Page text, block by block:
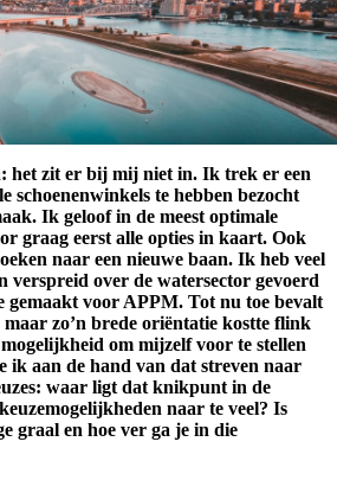
het zit er bij mij niet in. Ik trek er een
schoenenwinkels te hebben bezocht
Ik geloof in de meest optimale
graag eerst alle opties in kaart. Ook
naar een nieuwe baan. Ik heb veel
verspreid over de watersector gevoerd
gemaakt voor APPM. Tot nu toe bevalt
zo’n brede oriëntatie kostte flink
om mijzelf voor te stellen
ik aan de hand van dat streven naar
waar ligt dat knikpunt in de
naar te veel? Is
graal en hoe ver ga je in die